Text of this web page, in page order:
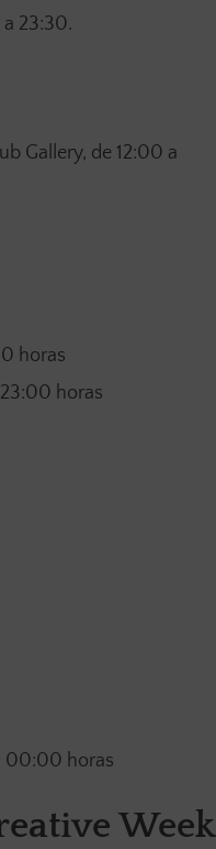
23:30.
Gallery, de 12:00 a
horas
horas
00:00 horas
Week